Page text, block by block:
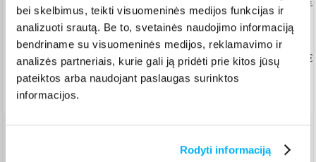
bei skelbimus, teikti visuomeninės medijos funkcijas ir
analizuoti srautą. Be to, svetainės naudojimo informaciją
bendriname su visuomeninės medijos, reklamavimo ir
analizės partneriais, kurie gali ją pridėti prie kitos jūsų
pateiktos arba naudojant paslaugas surinktos
informacijos.
Rodyti informaciją
Pratęsta taisymo garantija Nuo 24,60 €
+ 2 + 3 + 4 + 5 metai
Pratęsta taisymo garantija įmonėms Nuo 30,00 €
+ 2 + 3 metai